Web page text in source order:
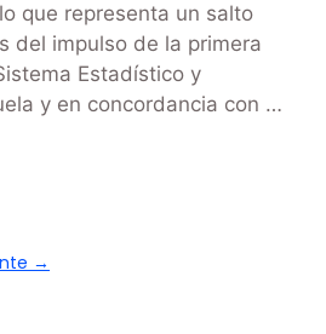
que representa un salto
del impulso de la primera
Estadístico y
y en concordancia con …
→